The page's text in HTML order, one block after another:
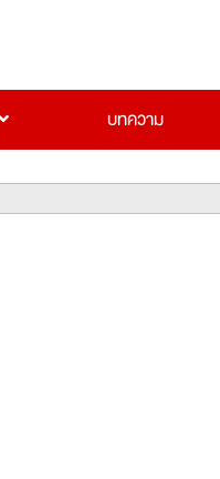
บทความ